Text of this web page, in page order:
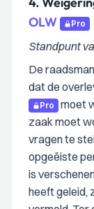
OLW
Pro
Standpunt
De
dat de
Pro
moet
zaak moet
vragen te
opgeëiste
is
heeft geleid,